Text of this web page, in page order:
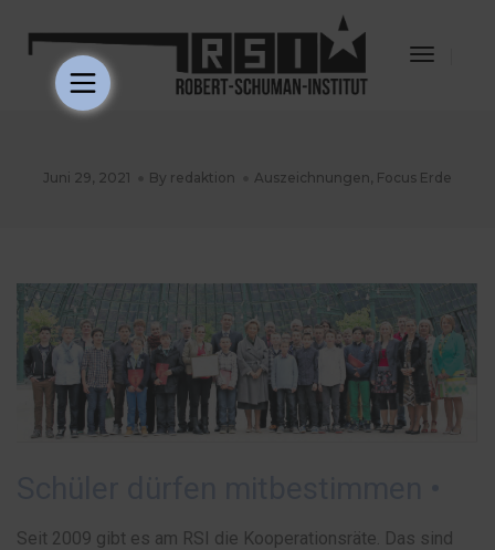
Toggle
Juni 29, 2021 By redaktion Auszeichnungen, Focus Erde
Seit 2009 gibt es am RSI die Kooperationsräte. Das sind